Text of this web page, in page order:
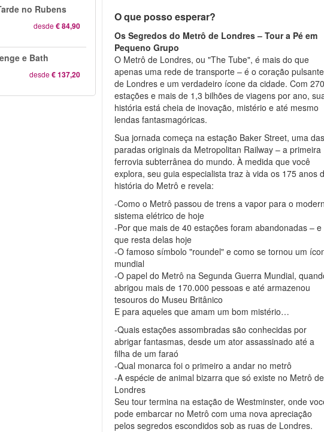
no Rubens
desde€ 84,90
e Bath
desde€ 137,20
O que posso esperar?
Os Segredos do Metrô de Londres – Tour a Pé em
Pequeno Grupo
O Metrô de Londres, ou "The Tube", é mais do que
apenas uma rede de transporte – é o coração pulsante
de Londres e um verdadeiro ícone da cidade. Com
estações e mais de 1,3 bilhões de viagens por ano,
história está cheia de inovação, mistério e até mesmo
lendas fantasmagóricas.
Sua jornada começa na estação Baker Street, uma
paradas originais da Metropolitan Railway – a primeira
ferrovia subterrânea do mundo. À medida que você
explora, seu guia especialista traz à vida os 175 anos
história do Metrô e revela:
-Como o Metrô passou de trens a vapor para o
sistema elétrico de hoje
-Por que mais de 40 estações foram abandonadas – e
que resta delas hoje
-O famoso símbolo "roundel" e como se tornou um
mundial
-O papel do Metrô na Segunda Guerra Mundial,
abrigou mais de 170.000 pessoas e até armazenou
tesouros do Museu Britânico
E para aqueles que amam um bom mistério…
-Quais estações assombradas são conhecidas por
abrigar fantasmas, desde um ator assassinado até a
filha de um faraó
-Qual monarca foi o primeiro a andar no metrô
-A espécie de animal bizarra que só existe no Metrô de
Londres
Seu tour termina na estação de Westminster, onde
pode embarcar no Metrô com uma nova apreciação
pelos segredos escondidos sob as ruas de Londres.